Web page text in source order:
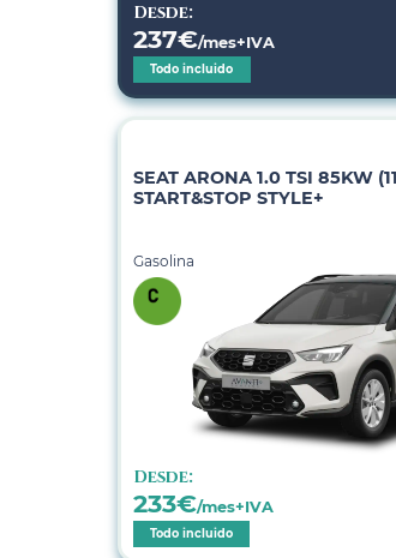
Desde:
237€/mes+IVA
Todo incluido
SEAT ARONA 1.0 TSI 85KW
START&STOP STYLE+
Gasolina
Desde:
233€/mes+IVA
Todo incluido